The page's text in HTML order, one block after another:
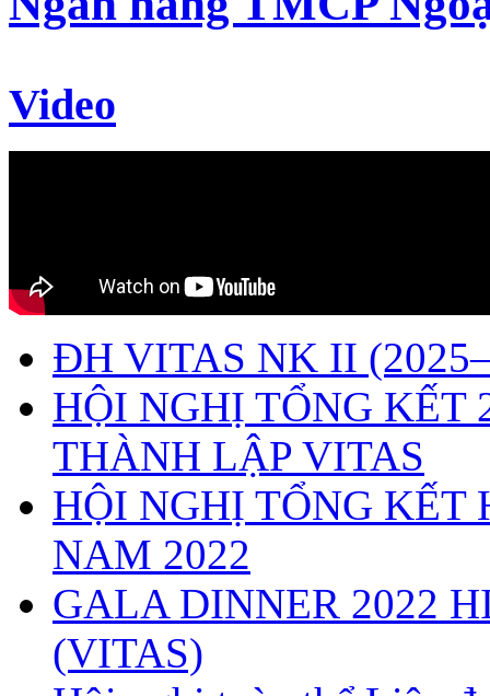
Video
ĐH VITAS NK II
HỘI NGHỊ TỔNG
THÀNH LẬP VITAS
HỘI NGHỊ TỔNG KẾT
NAM 2022
GALA DINNER 2022
(VITAS)